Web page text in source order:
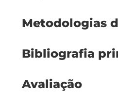
Metodologias
Bibliografia
Avaliação